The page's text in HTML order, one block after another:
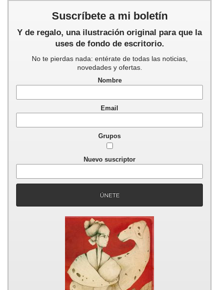
Suscríbete a mi boletín
Y de regalo, una ilustración original para que la
uses de fondo de escritorio.
No te pierdas nada: entérate de todas las noticias,
novedades y ofertas.
Nombre
Email
Grupos
Nuevo suscriptor